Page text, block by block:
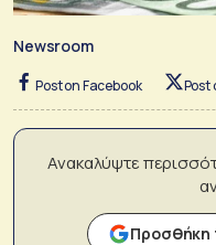
Newsroom
Post on Facebook Post
Ανακαλύψτε
Προσθήκη